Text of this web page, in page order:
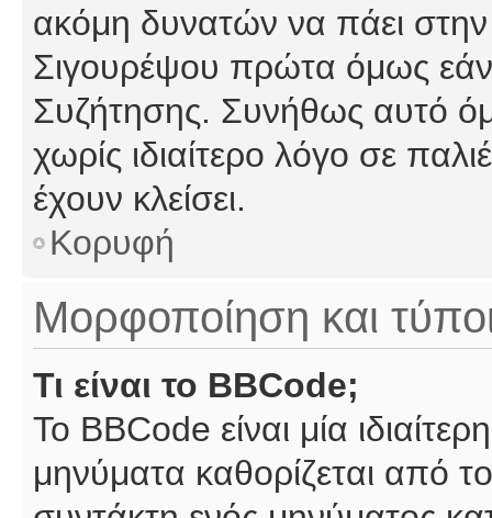
ακόμη δυνατών να πάει
Σιγουρέψου πρώτα όμως εάν
Συζήτησης. Συνήθως αυτό
χωρίς ιδιαίτερο λόγο σε
έχουν κλείσει.
Κορυφή
Μορφοποίηση και
Τι είναι το BBCode;
Το BBCode είναι μία
μηνύματα καθορίζεται από